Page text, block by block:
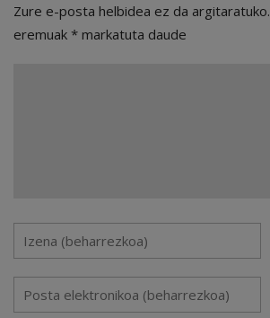
Zure e-posta helbidea ez da argitaratuko.
eremuak * markatuta daude